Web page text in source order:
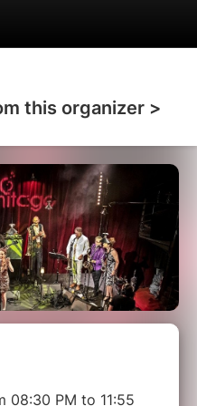
this organizer >
08:30 PM to 11:55